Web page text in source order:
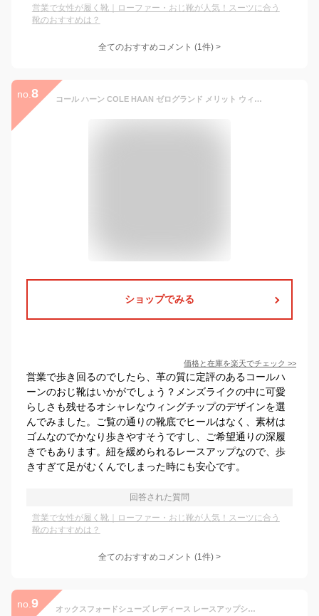
営業で女性が履く靴｜ローファー・おじ靴が人気！スーツに合う
靴のおすすめは？
全てのおすすめコメント (1件) >
no. 8 コール ハーン COLE HAAN ゼログランド メリット ウィングチップ オックスフォード womens （ブラック / ブラック）
ショップでみる
価格と在庫を楽天でチェック >>
営業で歩き回るのでしたら、革の質に定評のあるコールハ
ーンのおじ靴はいかがでしょう？メンズライクの中に可愛
らしさも残せるオシャレなウィングチップのデザインを選
んでみました。ご覧の通りの靴底でヒールはなく、素材は
ゴムなのでかなり歩きやすそうですし、ご希望通りの深履
きでもあります。紐を緩められるレースアップなので、歩
きすぎて足がむくんでしまった時にも安心です。
回答された質問
営業で女性が履く靴｜ローファー・おじ靴が人気！スーツに合う
靴のおすすめは？
全てのおすすめコメント (1件) >
no. 9 オックスフォードシューズ レディース レースアップシューズ 厚底 チャンキーヒール 4cmヒール ポインテッドトゥ エナメル スエード 革靴 黒 ブラック 茶 ブラウン ベージュ アイボリー No.5433 22.5-25cm リバティードール 【セット割引対象1足税込3025円】